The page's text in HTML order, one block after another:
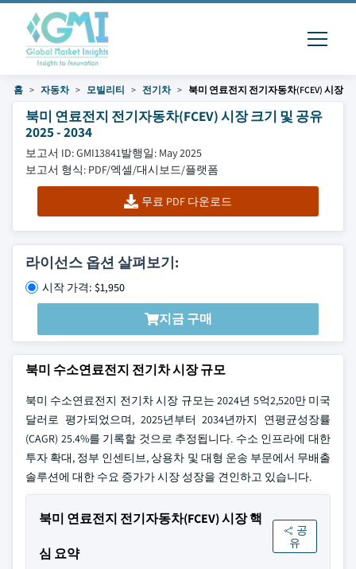
홈 자동차 모빌리티 전기차 북미 연료전지 전기자동차(FCEV) 시장
북미 연료전지 전기자동차(FCEV) 시장 크기 및 공유
2025 - 2034
보고서 ID: GMI13841발행일: May 2025
보고서 형식: PDF/엑셀/대시보드/플랫폼
무료 PDF 다운로드
라이선스 옵션 살펴보기:
시작 가격: $1,950
지금 구매
북미 수소연료전지 전기차 시장 규모
북미 수소연료전지 전기차 시장 규모는 2024년 5억2,520만 미국
달러로 평가되었으며, 2025년부터 2034년까지 연평균성장률
(CAGR) 25.4%를 기록할 것으로 추정됩니다. 수소 인프라에 대한
투자 확대, 정부 인센티브, 상용차 및 대형 운송 부문에서 무배출
솔루션에 대한 수요 증가가 시장 성장을 견인하고 있습니다.
북미 연료전지 전기자동차(FCEV) 시장 핵
심 요약
공
유